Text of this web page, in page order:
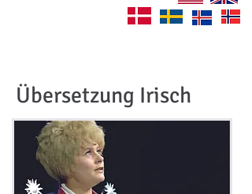
Übersetzung Irisch